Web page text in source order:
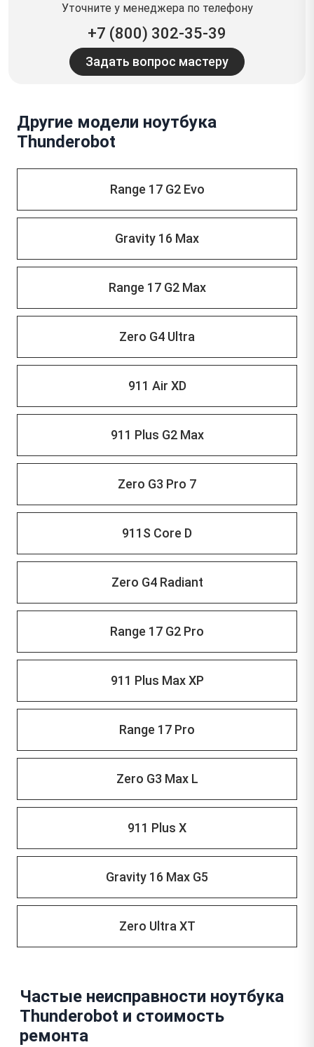
Уточните у менеджера по телефону
+7 (800) 302-35-39
Задать вопрос мастеру
Другие модели ноутбука
Thunderobot
Range 17 G2 Evo
Gravity 16 Max
Range 17 G2 Max
Zero G4 Ultra
911 Air XD
911 Plus G2 Max
Zero G3 Pro 7
911S Core D
Zero G4 Radiant
Range 17 G2 Pro
911 Plus Max XP
Range 17 Pro
Zero G3 Max L
911 Plus X
Gravity 16 Max G5
Zero Ultra XT
Частые неисправности ноутбука
Thunderobot и стоимость
ремонта